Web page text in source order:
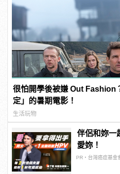
很怕開學後被嫌 Out Fashion
定」的暑期電影！
生活玩物
伴侶和妳一
愛妳！
PR・台灣癌症基金